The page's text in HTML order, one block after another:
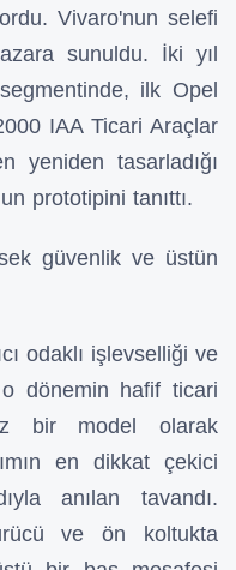
Vivaro'nun selefi
sunuldu. İki yıl
ilk Opel
IAA Ticari Araçlar
yeniden tasarladığı
prototipini tanıttı.
güvenlik ve üstün
odaklı işlevselliği ve
dönemin hafif ticari
bir model olarak
en dikkat çekici
anılan tavandı.
ve ön koltukta